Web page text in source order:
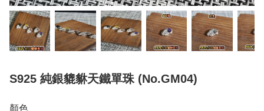
S925 純銀貔貅天鐵單珠 (No.GM04)
顏色